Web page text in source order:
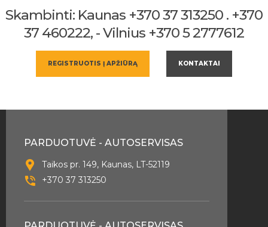
Skambinti: Kaunas +370 37 313250 . +370
37 460222, - Vilnius +370 5 2777612
REGISTRUOTIS Į APŽIŪRĄ KONTAKTAI
PARDUOTUVĖ - AUTOSERVISAS
Taikos pr. 149, Kaunas, LT-52119
+370 37 313250